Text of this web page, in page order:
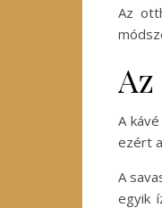
Az
A
ezért
A
egyik